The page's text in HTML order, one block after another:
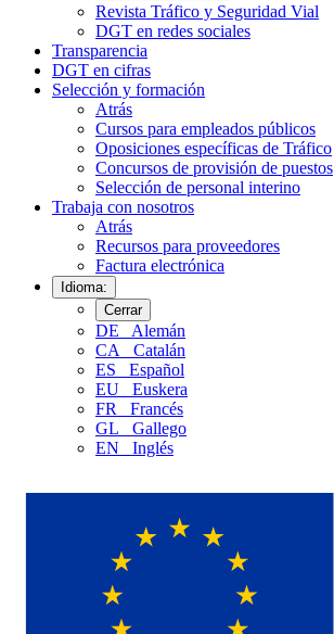
Revista Tráfico y Seguridad Vial
DGT en redes sociales
Transparencia
DGT en cifras
Selección y formación
Atrás
Cursos para empleados públicos
Oposiciones específicas de Tráfico
Concursos de provisión de puestos
Selección de personal interino
Trabaja con nosotros
Atrás
Recursos para proveedores
Factura electrónica
Idioma:
Cerrar
DE
Alemán
CA
Catalán
ES
Español
EU
Euskera
FR
Francés
GL
Gallego
EN
Inglés